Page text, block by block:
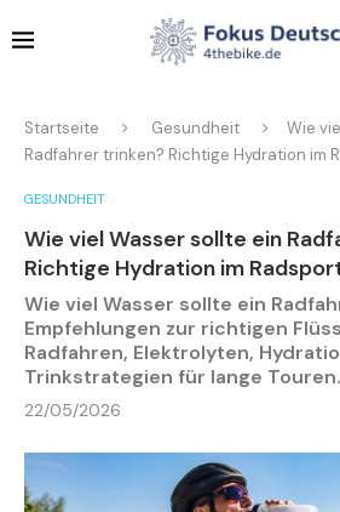
Startseite Gesundheit
Wie
Radfahrer trinken? Richtige Hydration im
GESUNDHEIT
Wie viel Wasser sollte ein
Richtige Hydration im
Wie viel Wasser sollte ein
Empfehlungen zur richtigen
Radfahren, Elektrolyten,
Trinkstrategien für lange Touren.
22/05/2026